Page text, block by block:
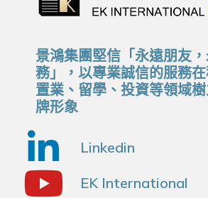
景鴻集團堅信「永遠朋友
務」，以專業誠信的服務
置業、留學、投資等領域
牌形象
Linkedin
EK International